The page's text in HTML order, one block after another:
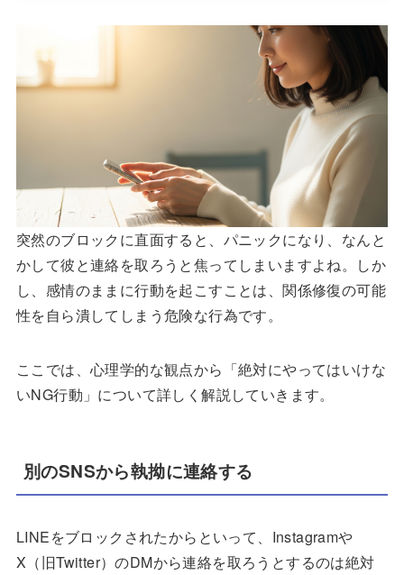
突然のブロックに直面すると、パニックになり、なんと
かして彼と連絡を取ろうと焦ってしまいますよね。しか
し、感情のままに行動を起こすことは、関係修復の可能
性を自ら潰してしまう危険な行為です。
ここでは、心理学的な観点から「絶対にやってはいけな
いNG行動」について詳しく解説していきます。
別のSNSから執拗に連絡する
LINEをブロックされたからといって、Instagramや
X（旧Twitter）のDMから連絡を取ろうとするのは絶対